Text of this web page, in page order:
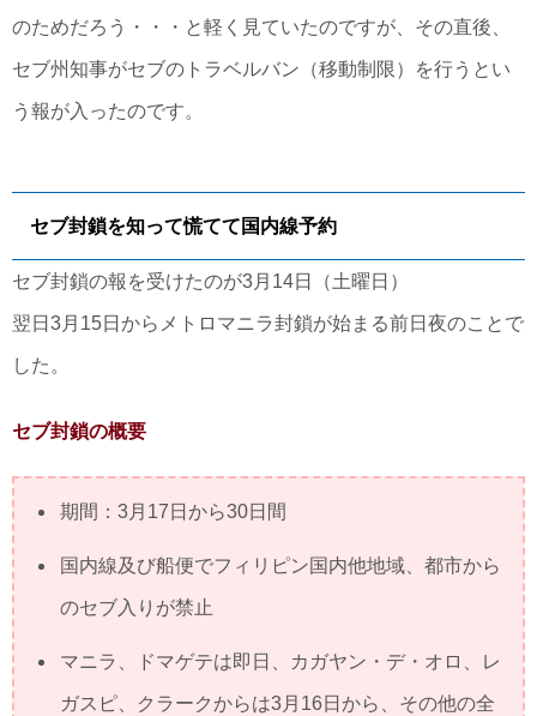
のためだろう・・・と軽く見ていたのですが、その直後、
セブ州知事がセブのトラベルバン（移動制限）を行うとい
う報が入ったのです。
セブ封鎖を知って慌てて国内線予約
セブ封鎖の報を受けたのが3月14日（土曜日）
翌日3月15日からメトロマニラ封鎖が始まる前日夜のことで
した。
セブ封鎖の概要
期間：3月17日から30日間
国内線及び船便でフィリピン国内他地域、都市から
のセブ入りが禁止
マニラ、ドマゲテは即日、カガヤン・デ・オロ、レ
ガスピ、クラークからは3月16日から、その他の全